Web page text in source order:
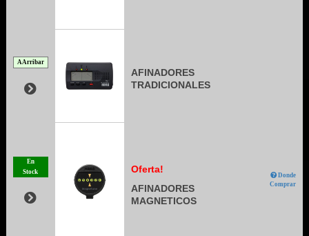
A Arribar
AFINADORES
TRADICIONALES
En
Stock
Oferta!
AFINADORES
MAGNETICOS
Donde
Comprar